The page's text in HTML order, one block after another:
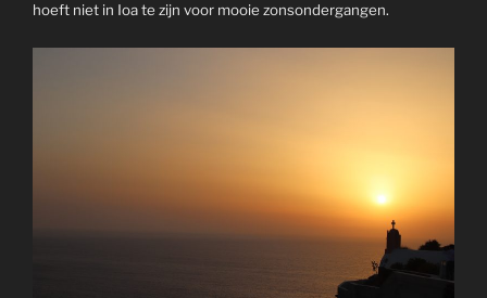
hoeft niet in Ioa te zijn voor mooie zonsondergangen.